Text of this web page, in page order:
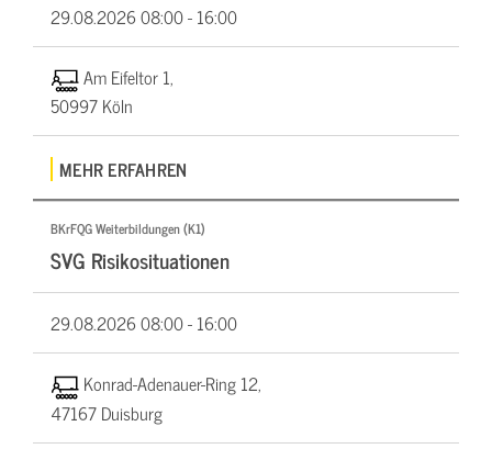
29.08.202608:00 - 16:00
Am Eifeltor 1,
50997 Köln
MEHR ERFAHREN
BKrFQG Weiterbildungen (K1)
SVG Risikosituationen
29.08.202608:00 - 16:00
Konrad-Adenauer-Ring 12,
47167 Duisburg